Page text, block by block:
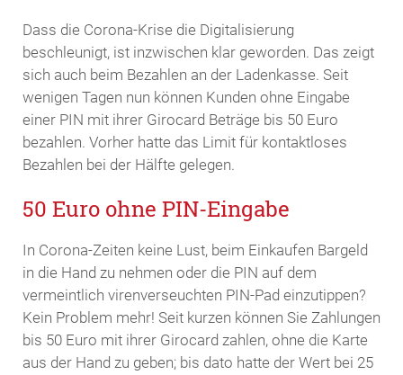
Dass die Corona-Krise die Digitalisierung
beschleunigt, ist inzwischen klar geworden. Das zeigt
sich auch beim Bezahlen an der Ladenkasse. Seit
wenigen Tagen nun können Kunden ohne Eingabe
einer PIN mit ihrer Girocard Beträge bis 50 Euro
bezahlen. Vorher hatte das Limit für kontaktloses
Bezahlen bei der Hälfte gelegen.
50 Euro ohne PIN-Eingabe
In Corona-Zeiten keine Lust, beim Einkaufen Bargeld
in die Hand zu nehmen oder die PIN auf dem
vermeintlich virenverseuchten PIN-Pad einzutippen?
Kein Problem mehr! Seit kurzen können Sie Zahlungen
bis 50 Euro mit ihrer Girocard zahlen, ohne die Karte
aus der Hand zu geben; bis dato hatte der Wert bei 25